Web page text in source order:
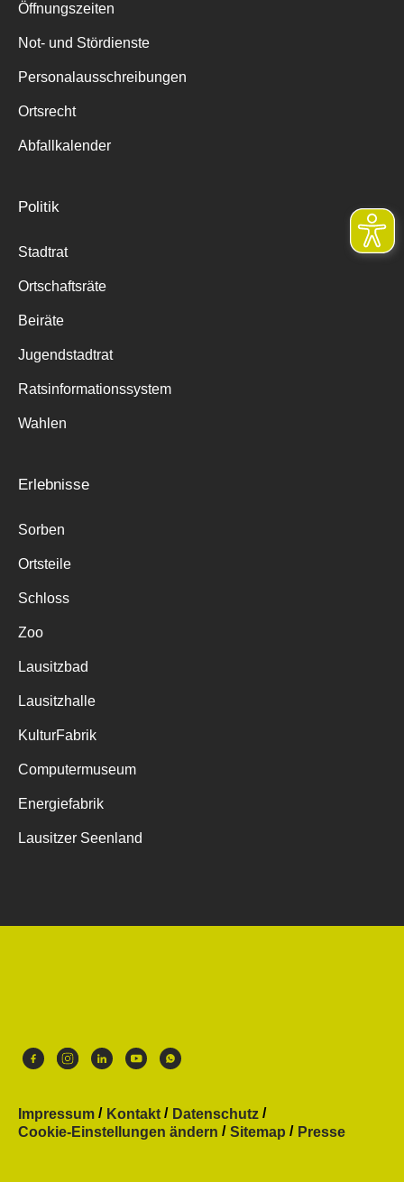
Öffnungszeiten
Not- und Stördienste
Personalausschreibungen
Ortsrecht
Abfallkalender
Politik
Stadtrat
Ortschaftsräte
Beiräte
Jugendstadtrat
Ratsinformationssystem
Wahlen
Erlebnisse
Sorben
Ortsteile
Schloss
Zoo
Lausitzbad
Lausitzhalle
KulturFabrik
Computermuseum
Energiefabrik
Lausitzer Seenland
Impressum Kontakt
Datenschutz
Cookie-Einstellungen ändern
Sitemap Presse